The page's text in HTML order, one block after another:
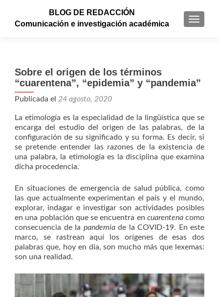
BLOG DE REDACCIÓN
Comunicación e investigación académica
Sobre el origen de los términos
“cuarentena”, “epidemia” y “pandemia”
Publicada el 24 agosto, 2020
La etimología es la especialidad de la lingüística que se
encarga del estudio del origen de las palabras, de la
configuración de su significado y su forma. Es decir, si
se pretende entender las razones de la existencia de
una palabra, la etimología es la disciplina que examina
dicha procedencia.
En situaciones de emergencia de salud pública, como
las que actualmente experimentan el país y el mundo,
explorar, indagar e investigar son actividades posibles
en una población que se encuentra en cuarentenacomo
consecuencia de la pandemiade la COVID-19. En este
marco, se rastrean aquí los orígenes de esas dos
palabras que, hoy en día, son mucho más que lexemas:
son una realidad.